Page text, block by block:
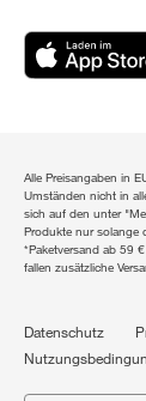
Alle Preisangaben in
Umständen nicht in
sich auf den unter
Produkte nur solange
*Paketversand ab 59
fallen zusätzliche
Datenschutz